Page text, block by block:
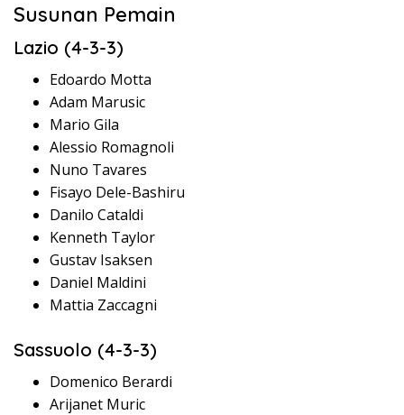
Susunan Pemain
Lazio (4-3-3)
Edoardo Motta
Adam Marusic
Mario Gila
Alessio Romagnoli
Nuno Tavares
Fisayo Dele-Bashiru
Danilo Cataldi
Kenneth Taylor
Gustav Isaksen
Daniel Maldini
Mattia Zaccagni
Sassuolo (4-3-3)
Domenico Berardi
Arijanet Muric